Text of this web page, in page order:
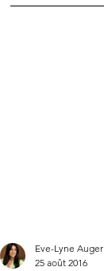
Eve-Lyne Auger
25 août 2016